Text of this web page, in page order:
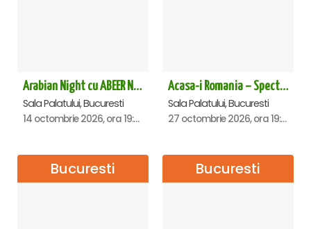
Arabian Night cu ABEER NEHME – Concert extraordinar la Sala Palatului
Sala Palatului, Bucuresti
14 octombrie 2026, ora 19:00
Acasa-i Romania – Spectacol
Sala Palatului, Bucuresti
27 octombrie 2026, ora 19:00
Bucuresti Bucuresti